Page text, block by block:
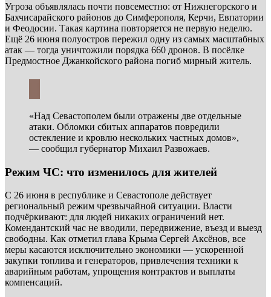
Угроза объявлялась почти повсеместно: от Нижнегорского и
Бахчисарайского районов до Симферополя, Керчи, Евпатории
и Феодосии. Такая картина повторяется не первую неделю.
Ещё 26 июня полуостров пережил одну из самых масштабных
атак — тогда уничтожили порядка 660 дронов. В посёлке
Предмостное Джанкойского района погиб мирный житель.
«Над Севастополем были отражены две отдельные
атаки. Обломки сбитых аппаратов повредили
остекление и кровлю нескольких частных домов»,
— сообщил губернатор Михаил Развожаев.
Режим ЧС: что изменилось для жителей
С 26 июня в республике и Севастополе действует
региональный режим чрезвычайной ситуации. Власти
подчёркивают: для людей никаких ограничений нет.
Комендантский час не вводили, передвижение, въезд и выезд
свободны. Как отметил глава Крыма Сергей Аксёнов, все
меры касаются исключительно экономики — ускоренной
закупки топлива и генераторов, привлечения техники к
аварийным работам, упрощения контрактов и выплаты
компенсаций.